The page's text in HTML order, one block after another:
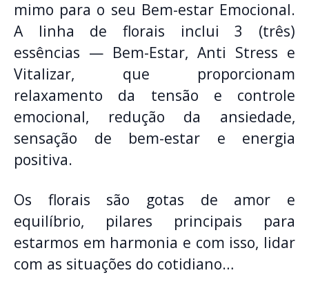
mimo para o seu Bem-estar Emocional.
A linha de florais inclui 3 (três)
essências — Bem-Estar, Anti Stress e
Vitalizar, que proporcionam
relaxamento da tensão e controle
emocional, redução da ansiedade,
sensação de bem-estar e energia
positiva.
Os florais são gotas de amor e
equilíbrio, pilares principais para
estarmos em harmonia e com isso, lidar
com as situações do cotidiano…